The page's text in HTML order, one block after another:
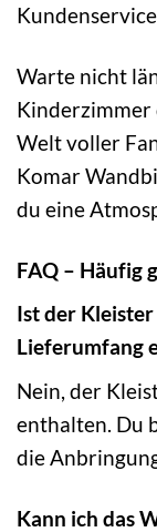
Warte nicht
Kinderzimmer
Welt voller
Komar
du eine
FAQ – Häufig
Ist der
Lieferumfang
Nein, der
enthalten. Du
die
Kann ich das